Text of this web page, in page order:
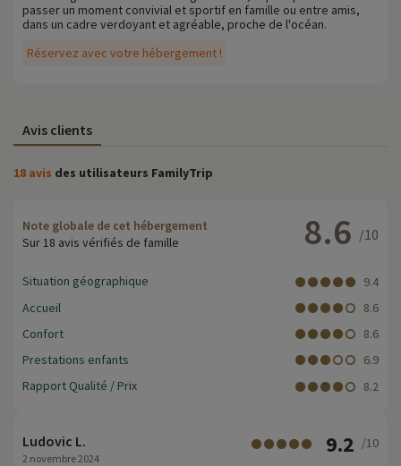
Réservez avec votre hébergement !
passer un moment convivial et sportif en famille ou entre amis,
dans un cadre verdoyant et agréable, proche de l'océan.
Avis clients
18 avis des utilisateurs FamilyTrip
Note globale de cet hébergement
Sur 18 avis vérifiés de famille
8.6 /10
Situation géographique
9.4
Accueil
8.6
Confort
8.6
Prestations enfants
6.9
Rapport Qualité / Prix
8.2
Ludovic L.
2 novembre 2024
9.2 /10